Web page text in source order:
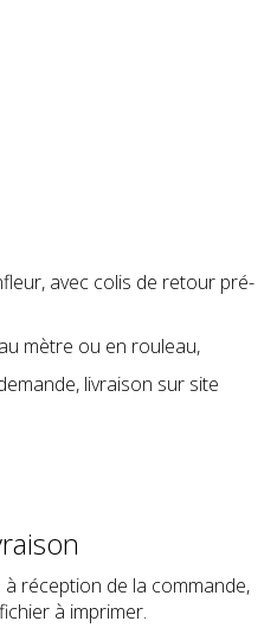
avec colis de retour pré-
mètre ou en rouleau,
livraison sur site
à réception de la commande,
à imprimer.